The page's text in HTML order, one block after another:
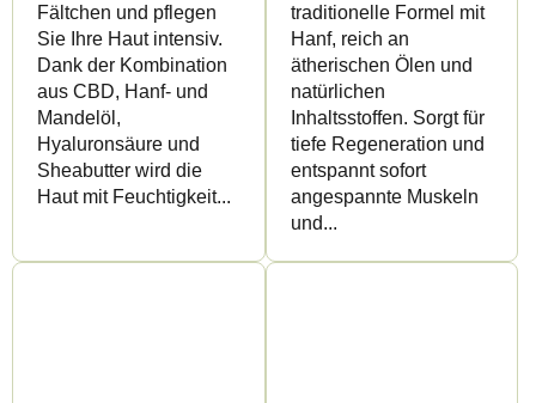
Fältchen und pflegen
Sie Ihre Haut intensiv.
Dank der Kombination
aus CBD, Hanf- und
Mandelöl,
Hyaluronsäure und
Sheabutter wird die
Haut mit Feuchtigkeit...
traditionelle Formel mit
Hanf, reich an
ätherischen Ölen und
natürlichen
Inhaltsstoffen. Sorgt für
tiefe Regeneration und
entspannt sofort
angespannte Muskeln
und...